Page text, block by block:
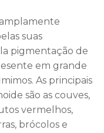
suas
pigmentação de
em grande
As principais
são as couves,
vermelhos,
brócolos e